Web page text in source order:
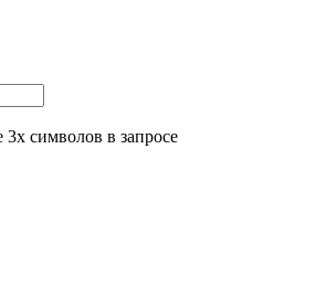
символов в запросе